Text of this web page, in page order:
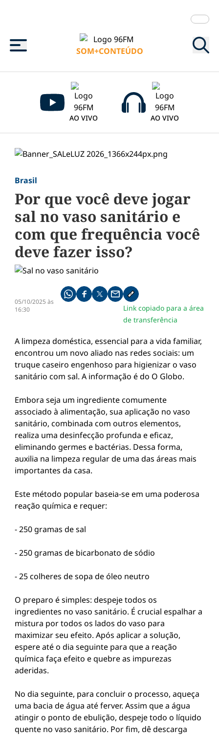
Menu
SOM+CONTEÚDO
AO VIVO AO VIVO
Brasil
Por que você deve jogar
sal no vaso sanitário e
com que frequência você
deve fazer isso?
05/10/2025 às
16:30
Compartilhe pelo whatsapp
Compartilhar no facebook
Compartilhar no twitter
Compartilhe pelo email
Copiar link da notícia
Link copiado para a área
de transferência
A limpeza doméstica, essencial para a vida familiar,
encontrou um novo aliado nas redes sociais: um
truque caseiro engenhoso para higienizar o vaso
sanitário com sal. A informação é do O Globo.
Embora seja um ingrediente comumente
associado à alimentação, sua aplicação no vaso
sanitário, combinada com outros elementos,
realiza uma desinfecção profunda e eficaz,
eliminando germes e bactérias. Dessa forma,
auxilia na limpeza regular de uma das áreas mais
importantes da casa.
Este método popular baseia-se em uma poderosa
reação química e requer:
- 250 gramas de sal
- 250 gramas de bicarbonato de sódio
- 25 colheres de sopa de óleo neutro
O preparo é simples: despeje todos os
ingredientes no vaso sanitário. É crucial espalhar a
mistura por todos os lados do vaso para
maximizar seu efeito. Após aplicar a solução,
espere até o dia seguinte para que a reação
química faça efeito e quebre as impurezas
aderidas.
No dia seguinte, para concluir o processo, aqueça
uma bacia de água até ferver. Assim que a água
atingir o ponto de ebulição, despeje todo o líquido
quente no vaso sanitário. Por fim, dê descarga